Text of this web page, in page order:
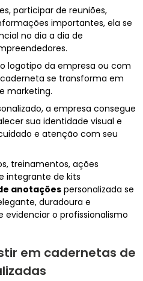
participar de reuniões,
importantes, ela se
no dia a dia de
logotipo da empresa ou com
se transforma em
marketing.
a empresa consegue
sua identidade visual e
e atenção com seu
treinamentos, ações
integrante de kits
anotações personalizada se
duradoura e
o profissionalismo
em cadernetas de